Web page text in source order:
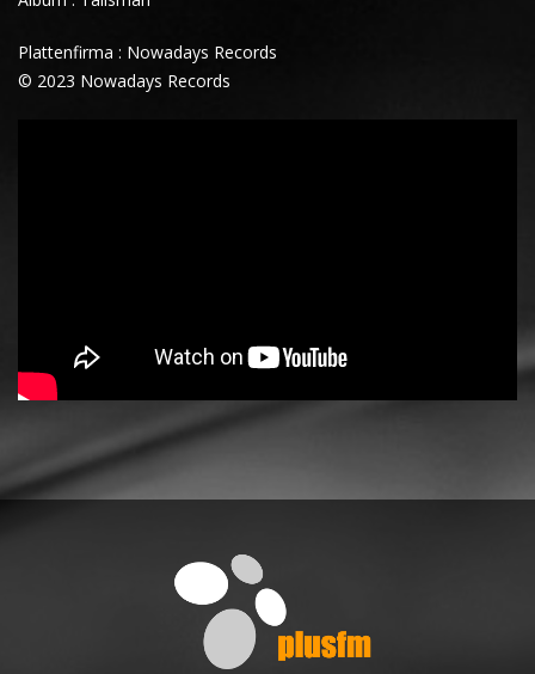
Plattenfirma : Nowadays Records
© 2023 Nowadays Records